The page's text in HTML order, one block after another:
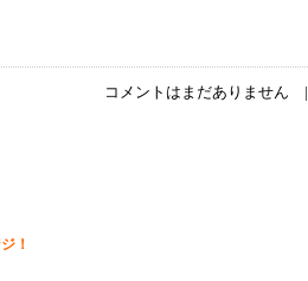
コメントはまだありません |
！